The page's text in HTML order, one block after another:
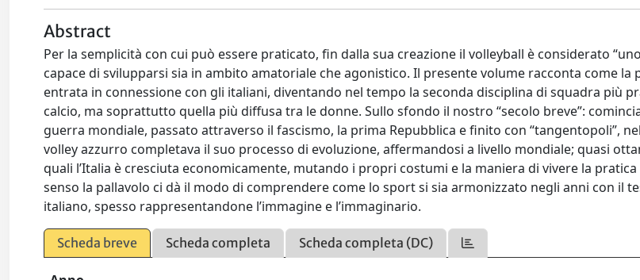
Abstract
Per la semplicità con cui può essere praticato, fin dalla sua creazione il volleyball è considerato
capace di svilupparsi sia in ambito amatoriale che agonistico. Il presente volume racconta come la
entrata in connessione con gli italiani, diventando nel tempo la seconda disciplina di squadra più
calcio, ma soprattutto quella più diffusa tra le donne. Sullo sfondo il nostro “secolo breve”:
guerra mondiale, passato attraverso il fascismo, la prima Repubblica e finito con “tangentopoli”,
volley azzurro completava il suo processo di evoluzione, affermandosi a livello mondiale; quasi
quali l’Italia è cresciuta economicamente, mutando i propri costumi e la maniera di vivere la
senso la pallavolo ci dà il modo di comprendere come lo sport si sia armonizzato negli anni con il
italiano, spesso rappresentandone l’immagine e l’immaginario.
Scheda breve Scheda completa Scheda completa (DC)